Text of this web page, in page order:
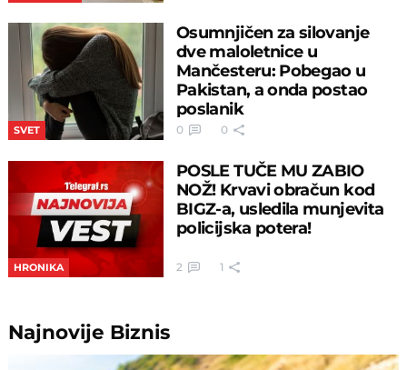
SVET
Osumnjičen za silovanje
dve maloletnice u
Mančesteru: Pobegao u
Pakistan, a onda postao
poslanik
0 0
HRONIKA
POSLE TUČE MU ZABIO
NOŽ! Krvavi obračun kod
BIGZ-a, usledila munjevita
policijska potera!
2 1
Najnovije Biznis